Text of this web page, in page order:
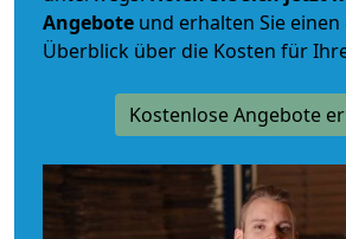
Angebote und erhalten Sie einen
Überblick über die Kosten für
Kostenlose Angebote